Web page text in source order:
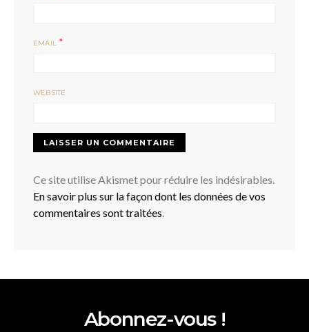
EMAIL *
WEBSITE
Ce site utilise Akismet pour réduire les indésirables.
En savoir plus sur la façon dont les données de vos
commentaires sont traitées.
Abonnez-vous !